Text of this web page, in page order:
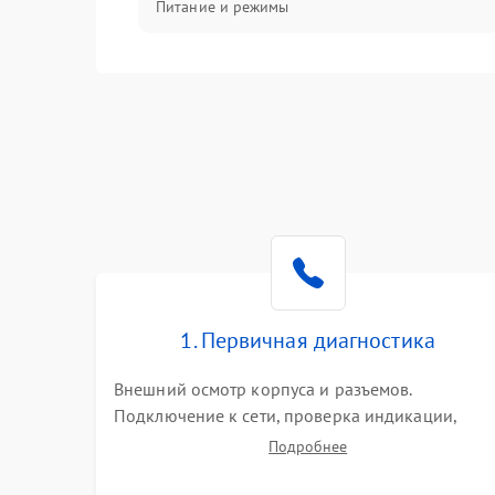
Питание и режимы
1. Первичная диагностика
Внешний осмотр корпуса и разъемов.
Подключение к сети, проверка индикации,
звуковых сигналов и кодов ошибок. Измерение
Подробнее